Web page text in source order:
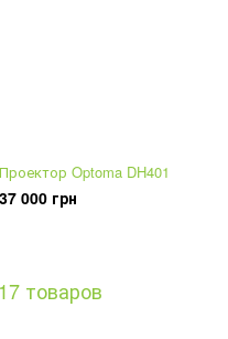
Проектор Optoma DH401
37 000 грн
товаров